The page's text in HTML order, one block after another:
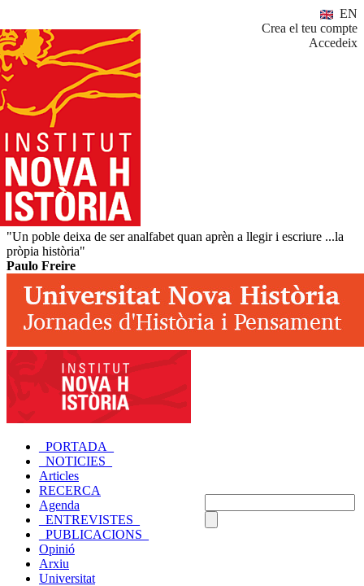
EN
Crea el teu compte
Accedeix
"Un poble deixa de ser analfabet quan aprèn a llegir i escriure ...la
pròpia història"
Paulo Freire
_PORTADA_
_NOTICIES_
Articles
RECERCA
Agenda
_ENTREVISTES_
_PUBLICACIONS_
Opinió
Arxiu
Universitat